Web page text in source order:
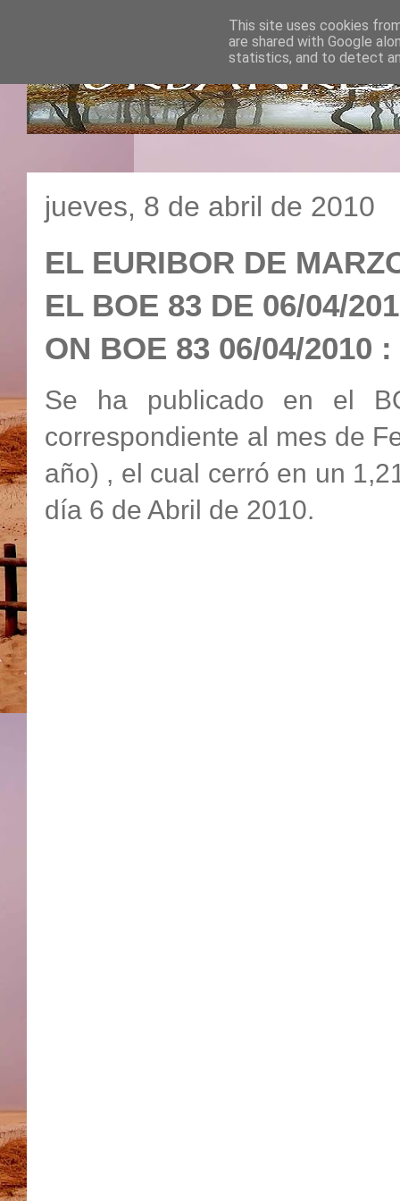
jueves, 8 de abril de 2010
EL EURIBOR DE
EL BOE 83 DE 06/04/
ON BOE 83 06/04/2010
Se ha publicado en el
correspondiente al mes de
año) , el cual cerró en un
día 6 de Abril de 2010.
This site uses cookies
are shared with Google
statistics, and to detect